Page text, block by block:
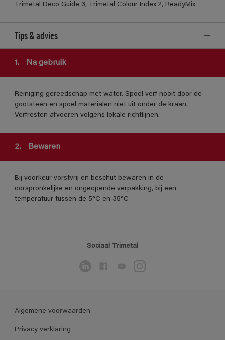
Trimetal Deco Guide 3, Trimetal Colour Index 2, ReadyMix
Tips & advies
1. Na gebruik
Reiniging gereedschap met water. Spoel verf nooit door de
gootsteen en spoel materialen niet uit onder de kraan.
Verfresten afvoeren volgens lokale richtlijnen.
2. Bewaren
Bij voorkeur vorstvrij en beschut bewaren in de
oorspronkelijke en ongeopende verpakking, bij een
temperatuur tussen de 5°C en 35°C
Sociaal Trimetal
Algemene voorwaarden
Privacy verklaring